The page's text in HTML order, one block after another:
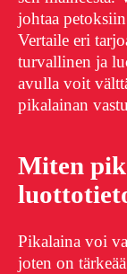
johtaa
Vertaile eri
turvallinen ja
avulla voit
pikalainan
Miten
Pikalaina voi
joten on